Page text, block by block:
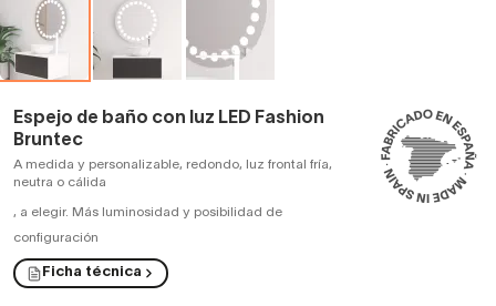
Espejo de baño con luz LED Fashion
Bruntec
A medida y personalizable, redondo, luz frontal fría,
neutra o cálida
, a elegir. Más luminosidad y posibilidad de
configuración
Ficha técnica